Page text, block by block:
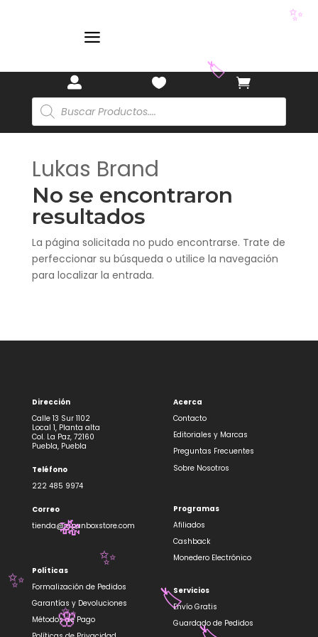
a
 

Búsqueda
de
productos
Lukas Brand
No se encontraron
resultados
La página solicitada no pudo encontrarse. Trate de
perfeccionar su búsqueda o utilice la navegación
para localizar la entrada.
Dirección
Calle 13 Sur 1102
Local 1, Planta alta
Col. La Paz, 72160
Puebla, Puebla
Teléfono
222 485 9974
Correo
tienda@japanboxstore.com
Políticas
Formalización de Pedidos
Garantías y Devoluciones
Métodos de Pago
Acerca
Contacto
Editoriales y Marcas
Preguntas Frecuentes
Sobre Nosotros
Programas
Afiliados
Cashback
Monedero Electrónico
Servicios
Envío Gratis
Guardado de Pedidos
🏷️
🏷️
🎋
🌸
✨
✨
✨
✨